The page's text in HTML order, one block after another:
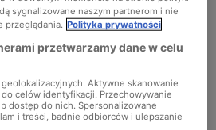
sygnalizowane naszym partnerom i nie
przeglądania. Polityka prywatności
przetwarzamy dane w celu
geolokalizacyjnych. Aktywne skanowanie
celów identyfikacji. Przechowywanie
dostęp do nich. Spersonalizowane
i treści, badnie odbiorców i ulepszanie